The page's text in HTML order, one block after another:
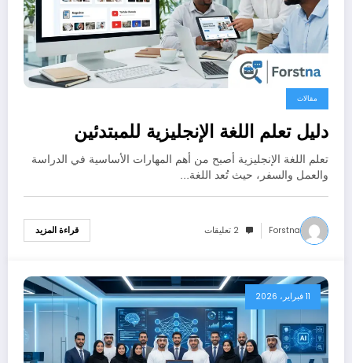
مقالات
دليل تعلم اللغة الإنجليزية للمبتدئين
تعلم اللغة الإنجليزية أصبح من أهم المهارات الأساسية في الدراسة
والعمل والسفر، حيث تُعد اللغة…
Forstna 2 تعليقات قراءة المزيد
11 فبراير، 2026